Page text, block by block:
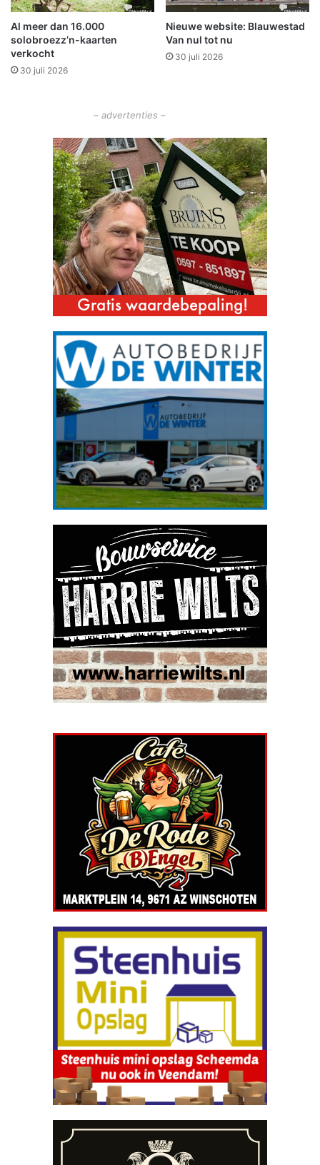
d
s
t
o
f
Al meer dan 16.000
solobroezz’n-kaarten
verkocht
30 juli 2026
Nieuwe website: Blauwestad
Van nul tot nu
30 juli 2026
– advertenties –